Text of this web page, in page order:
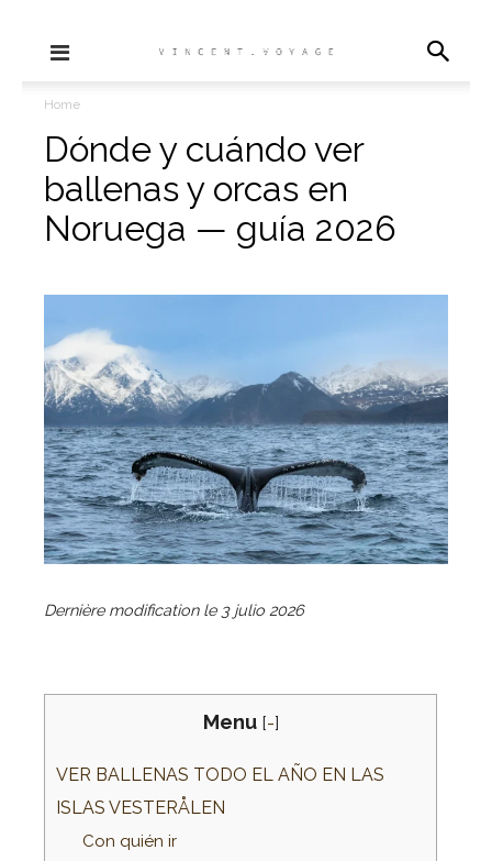
Home
Dónde y cuándo ver
ballenas y orcas en
Noruega — guía 2026
Dernière modification le 3 julio 2026
Menu [-]
VER BALLENAS TODO EL AÑO EN LAS
ISLAS VESTERÅLEN
Con quién ir